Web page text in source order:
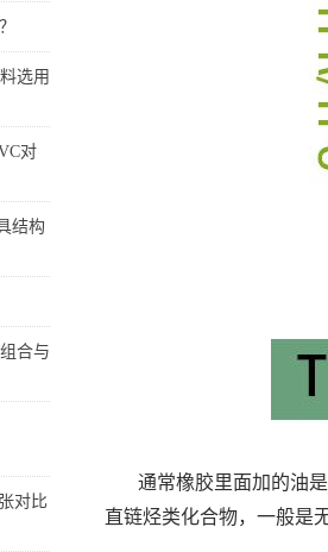
选用
对
结构
合与
对比
通常橡胶里面加的油
直链烃类化合物，一般是